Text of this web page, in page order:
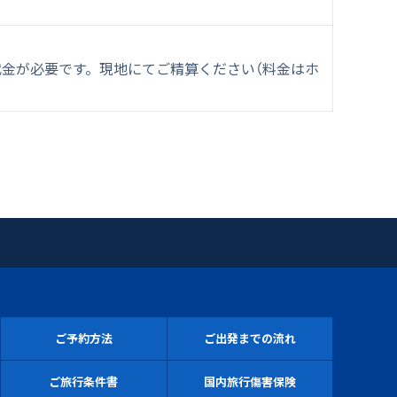
必要です。現地にてご精算ください（料金はホ
ご予約方法 ご出発までの流れ
ご旅行条件書 国内旅行傷害保険